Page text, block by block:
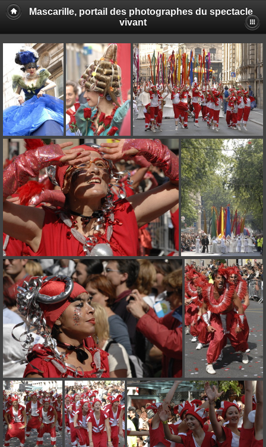
Mascarille, portail des photographes du spectacle
vivant